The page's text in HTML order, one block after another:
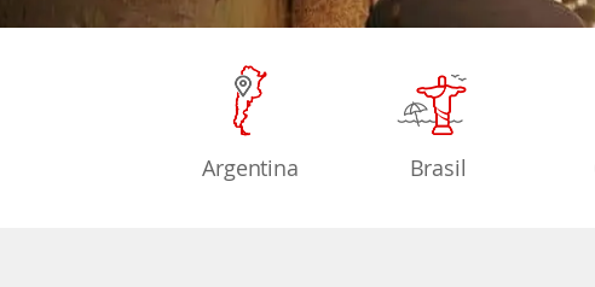
Argentina Brasil